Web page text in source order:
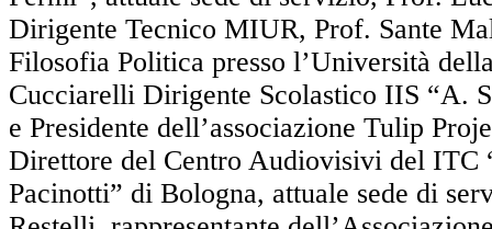
Dirigente Tecnico MIUR, Prof. Sante
Filosofia Politica presso l’Università
Cucciarelli Dirigente Scolastico IIS “A.
e Presidente dell’associazione Tulip
Direttore del Centro Audiovisivi del ITC
Pacinotti” di Bologna, attuale sede di